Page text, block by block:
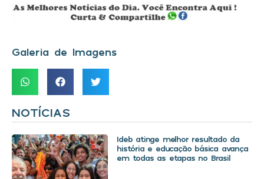
Galeria de Imagens
NOTÍCIAS
Ideb atinge melhor resultado da
história e educação básica avança
em todas as etapas no Brasil